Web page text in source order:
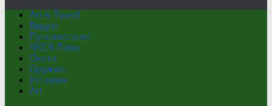
Art & Travel
Видео
Путешествия
ЧКСК Лаир
Охота
Оружие
Истории
Art